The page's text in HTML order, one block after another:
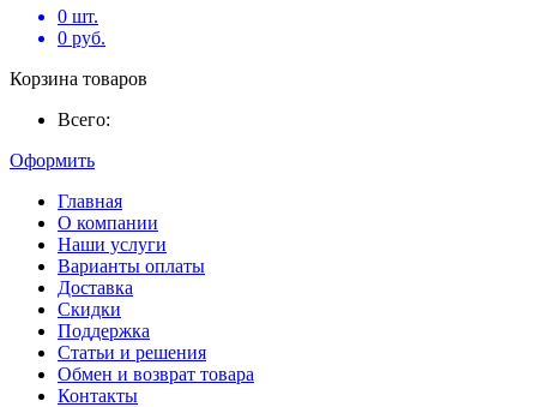
0 шт.
0 руб.
Корзина товаров
Всего:
Оформить
Главная
О компании
Наши услуги
Варианты оплаты
Доставка
Скидки
Поддержка
Статьи и решения
Обмен и возврат товара
Контакты